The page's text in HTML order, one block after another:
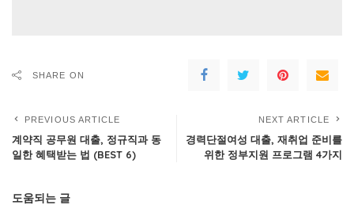
SHARE ON
PREVIOUS ARTICLE
계약직 공무원 대출, 정규직과 동
일한 혜택받는 법 (BEST 6)
NEXT ARTICLE
경력단절여성 대출, 재취업 준비를
위한 정부지원 프로그램 4가지
도움되는 글